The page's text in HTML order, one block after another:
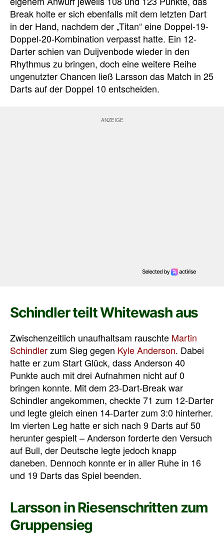
Break holte er sich ebenfalls mit dem letzten Dart
in der Hand, nachdem der „Titan“ eine Doppel-19-
Doppel-20-Kombination verpasst hatte. Ein 12-
Darter schien van Duijvenbode wieder in den
Rhythmus zu bringen, doch eine weitere Reihe
ungenutzter Chancen ließ Larsson das Match in 25
Darts auf der Doppel 10 entscheiden.
Schindler teilt Whitewash aus
Zwischenzeitlich unaufhaltsam rauschte Martin
Schindlerzum Sieg gegen Kyle Anderson. Dabei
hatte er zum Start Glück, dass Anderson 40
Punkte auch mit drei Aufnahmen nicht auf 0
bringen konnte. Mit dem 23-Dart-Break war
Schindler angekommen, checkte 71 zum 12-Darter
und legte gleich einen 14-Darter zum 3:0 hinterher.
Im vierten Leg hatte er sich nach 9 Darts auf 50
herunter gespielt – Anderson forderte den Versuch
auf Bull, der Deutsche legte jedoch knapp
daneben. Dennoch konnte er in aller Ruhe in 16
und 19 Darts das Spiel beenden.
Larsson in Riesenschritten zum
Gruppensieg